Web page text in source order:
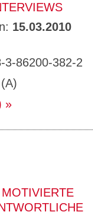
15.03.2010
3-86200-382-2